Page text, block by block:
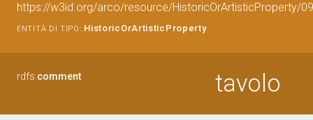
https://w3id.org/arco/resource/HistoricOrArtisticProperty/
ENTITÀ DI TIPO: HistoricOrArtisticProperty
rdfs:comment tavolo